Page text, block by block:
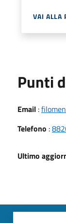
VAI ALLA
Punti
Email :
Telefono :
Ultimo